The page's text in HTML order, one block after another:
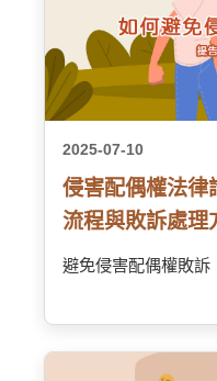
2025-07-10
侵害配偶權法律
流程與敗訴處理
避免侵害配偶權敗訴